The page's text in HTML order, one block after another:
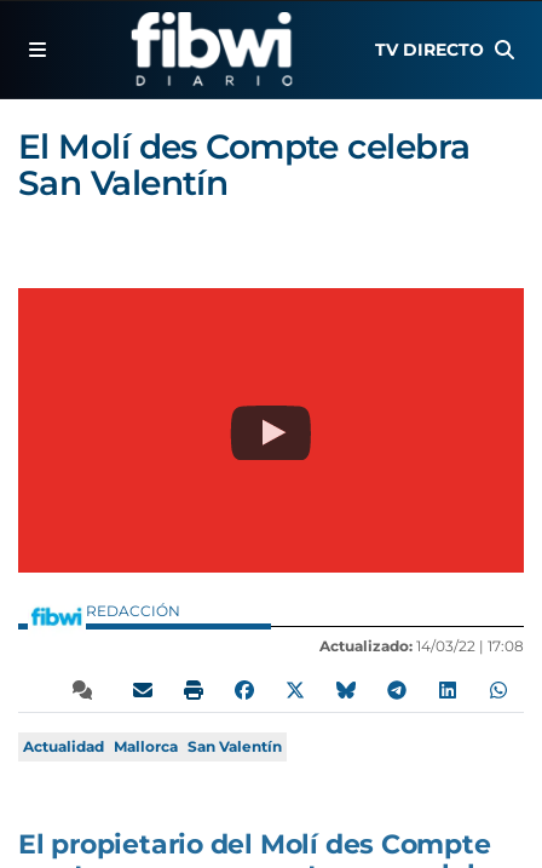
TV DIRECTO
El Molí des Compte celebra
San Valentín
REDACCIÓN
Actualizado: 14/03/22 | 17:08
Actualidad Mallorca San Valentín
El propietario del Molí des Compte